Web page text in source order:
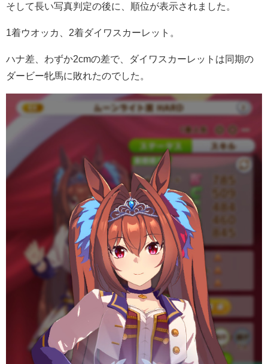
そして長い写真判定の後に、順位が表示されました。
1着ウオッカ、2着ダイワスカーレット。
ハナ差、わずか2cmの差で、ダイワスカーレットは同期の
ダービー牝馬に敗れたのでした。